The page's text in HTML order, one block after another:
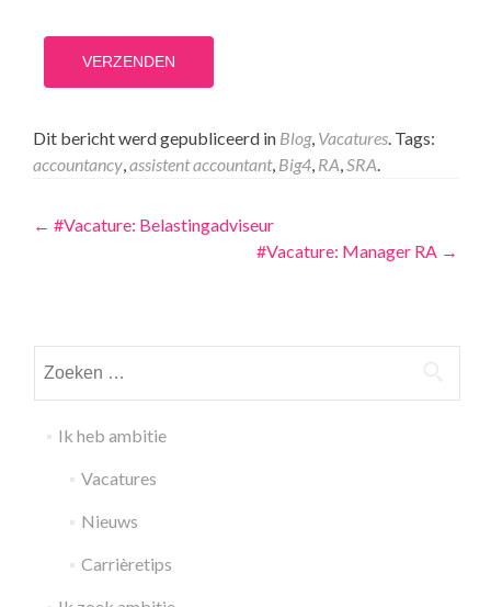
Dit bericht werd gepubliceerd in Blog, Vacatures. Tags:
accountancy,assistent accountant, Big4, RA,SRA.
Navigatie
← #Vacature: Belastingadviseur
#Vacature: Manager RA →
naar:
Ik heb ambitie
Vacatures
Nieuws
Carrièretips